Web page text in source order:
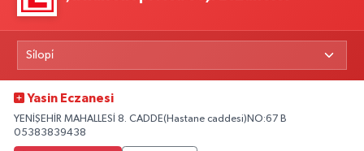
Yasin Eczanesi
YENİŞEHİR MAHALLESİ 8. CADDE(Hastane caddesi)NO:67 B
05383839438